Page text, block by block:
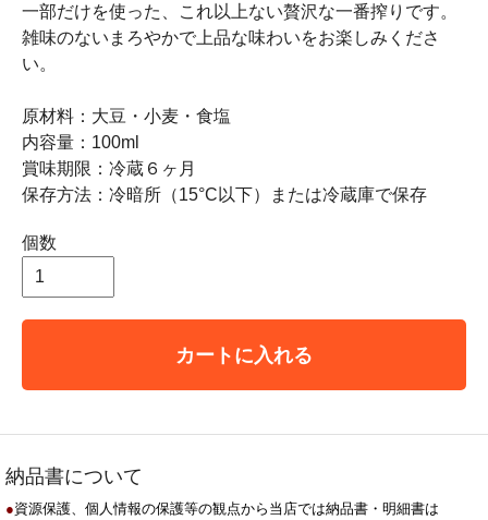
一部だけを使った、これ以上ない贅沢な一番搾りです。
雑味のないまろやかで上品な味わいをお楽しみくださ
い。
原材料：大豆・小麦・食塩
内容量：100ml
賞味期限：冷蔵６ヶ月
保存方法：冷暗所（15°C以下）または冷蔵庫で保存
個数
カートに入れる
納品書について
●資源保護、個人情報の保護等の観点から当店では納品書・明細書は